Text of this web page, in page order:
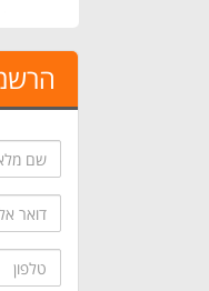
שם
מלא
דואר
טלפון